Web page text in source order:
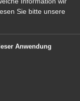
Bitte
Sie bitte unsere
Anwendung